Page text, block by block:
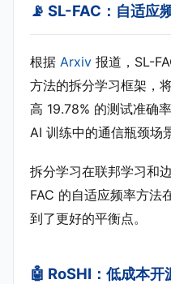
📡 SL-FAC：自适应
根据 Arxiv 报道，SL-
方法的拆分学习框架，
高 19.78% 的测试准确
AI 训练中的通信瓶颈场
拆分学习在联邦学习和
FAC 的自适应频率方法
到了更好的平衡点。
🤖 RoSHI：低成本开